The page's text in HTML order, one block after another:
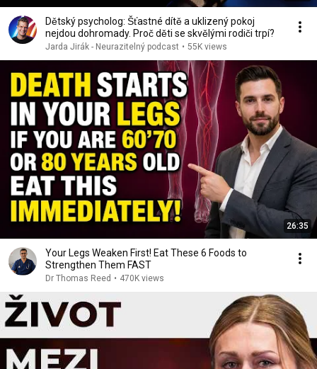
Dětský psycholog: Šťastné dítě a uklizený pokoj
nejdou dohromady. Proč děti se skvělými rodiči trpí?
Jarda Jirák - Neurazitelný podcast • 55K views
26:35
Your Legs Weaken First! Eat These 6 Foods to
Strengthen Them FAST
Dr Thomas Reed • 470K views